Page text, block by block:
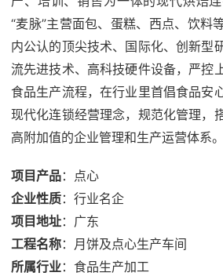
“麦脉”主营面包、蛋糕、西点、饮料
内公认的顶尖技术、国际化、创新型
流先进技术、高科技硬件设备，严控
食品生产流程，在行业里首倡食品安
现代化连锁经营理念，规范化管理，
高附加值的企业管理和生产运营体系。
项目产品：点心
企业性质：行业名企
项目地址：广东
工程名称：月饼及点心生产车间
所属行业： 食品生产加工